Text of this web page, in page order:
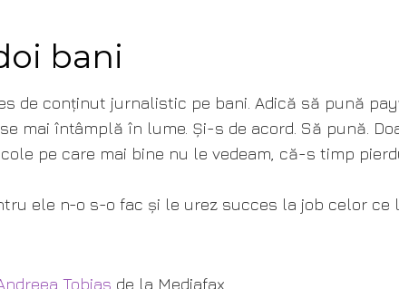
bani
de conținut jurnalistic pe bani. Adică să pună
mai întâmplă în lume. Și-s de acord. Să pună.
pe care mai bine nu le vedeam, că-s timp
ele n-o s-o fac și le urez succes la job celor ce
Tobias de la Mediafax